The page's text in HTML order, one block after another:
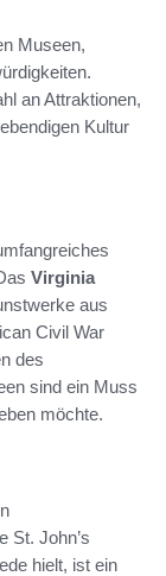
Museen,
an Attraktionen,
Kultur
Virginia
aus
Civil War
des
sind ein Muss
möchte.
St. John’s
hielt, ist ein